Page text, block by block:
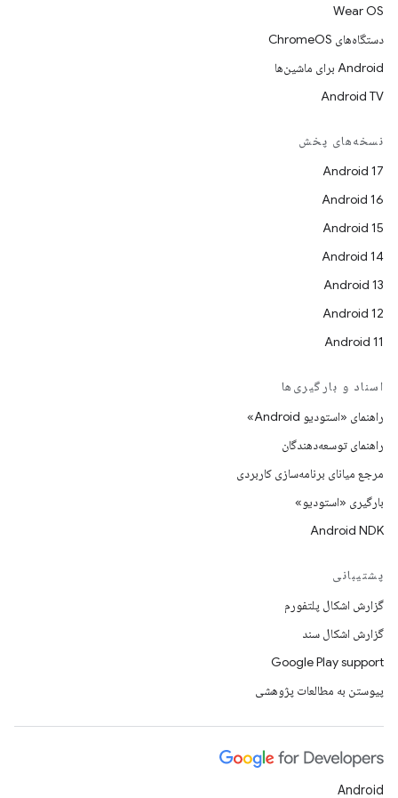
Wear OS
دستگاه‌های ChromeOS
Android برای ماشین‌ها
Android TV
نسخه‌های پخش
Android 17
Android 16
Android 15
Android 14
Android 13
Android 12
Android 11
اسناد و بارگیری‌ها
راهنمای «استودیو Android»
راهنمای توسعه‌دهندگان
مرجع میانای برنامه‌سازی کاربردی
بارگیری «استودیو»
Android NDK
پشتیبانی
گزارش اشکال پلتفورم
گزارش اشکال سند
Google Play support
پیوستن به مطالعات پژوهشی
Android